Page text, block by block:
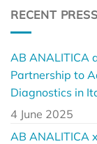
RECENT
AB ANALITICA
Partnership to
Diagnostics in
4 June 2025
AB ANALITICA